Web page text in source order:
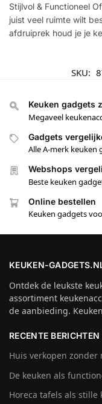
Stijlvol & Functioneel
juist veel ruimte wilt
afdruiprek houd je je
SKU:
Keuken gadgets
Megaveel
Gadgets
Alle A-merk keuken
Webshops
Beste keuken
Online bestellen
Keuken gadgets
KEUKEN-
Ontdek de leukste
assortiment
de aanbieding.
RECENTE BERICHTEN
Huis verkopen
De keuken als
Horeca tafels als